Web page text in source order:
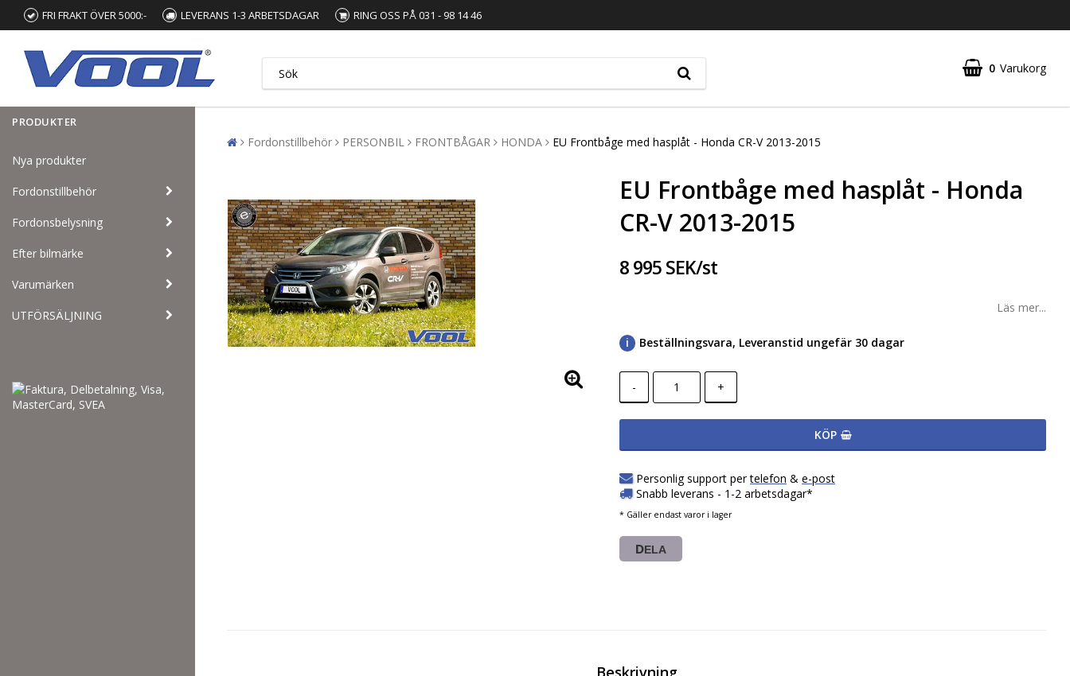
FRI FRAKT ÖVER 5000:- LEVERANS 1-3 ARBETSDAGAR RING OSS PÅ 031 - 98 14 46
0 Varukorg
PRODUKTER
Nya produkter
Fordonstillbehör
Fordonsbelysning
Efter bilmärke
Varumärken
UTFÖRSÄLJNING
Fordonstillbehör PERSONBIL FRONTBÅGAR HONDA EU Frontbåge med hasplåt - Honda CR-V 2013-2015
EU Frontbåge med hasplåt - Honda
CR-V 2013-2015
8 995 SEK/st
Läs mer...
Beställningsvara, Leveranstid ungefär 30 dagar
- +
KÖP
Personlig support pertelefon &e-post
Snabb leverans - 1-2 arbetsdagar*
* Gäller endast varor i lager
DELA